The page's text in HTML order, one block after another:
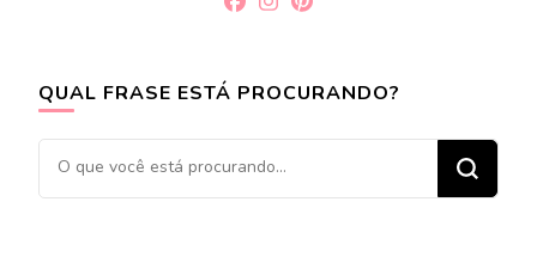
QUAL FRASE ESTÁ PROCURANDO?
Procurando
algo?